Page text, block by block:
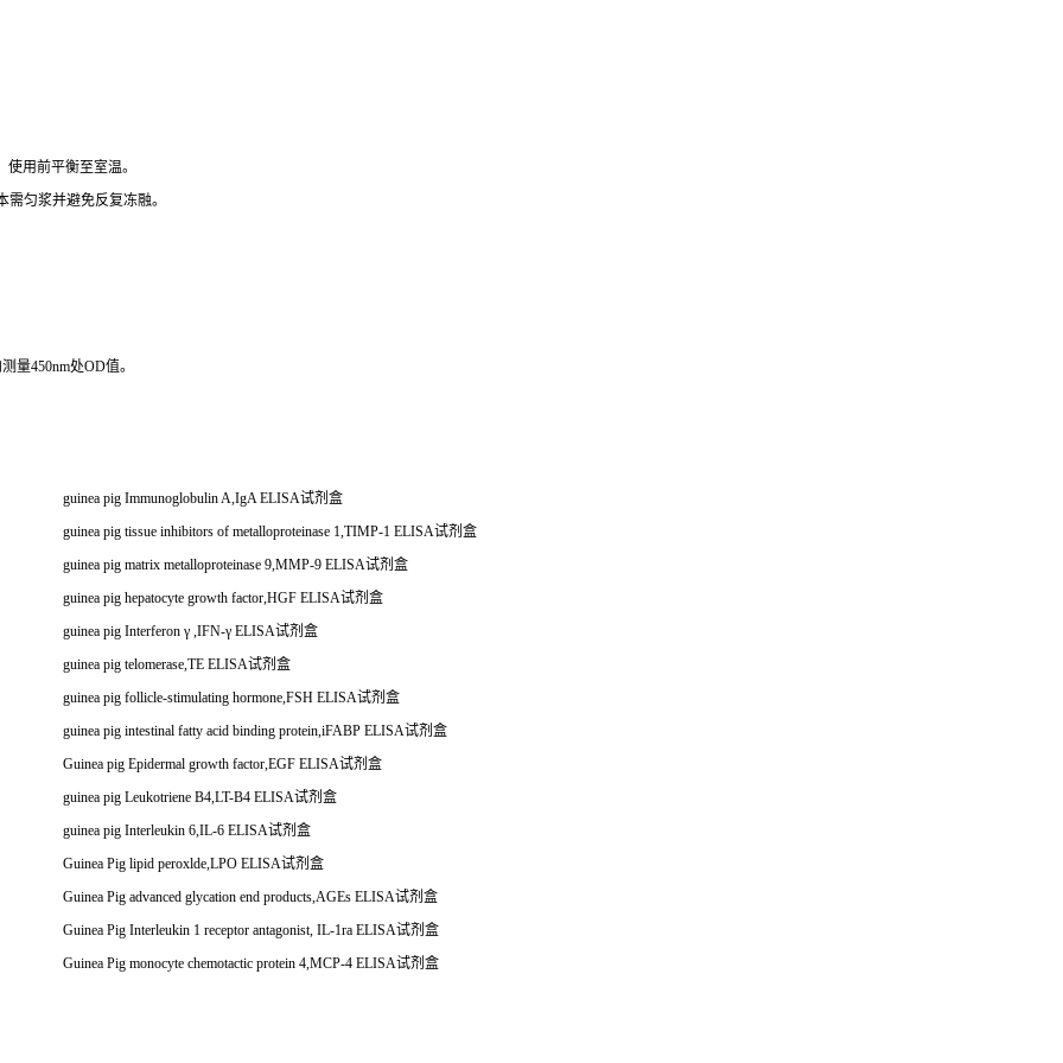
用前平衡至室温。
需匀浆并避免反复冻融。
量450nm处OD值。
guinea pig Immunoglobulin A,IgA ELISA试剂盒
guinea pig tissue inhibitors of metalloproteinase 1,TIMP-1 ELISA试剂盒
guinea pig matrix metalloproteinase 9,MMP-9 ELISA试剂盒
guinea pig hepatocyte growth factor,HGF ELISA试剂盒
guinea pig Interferon γ ,IFN-γ ELISA试剂盒
guinea pig telomerase,TE ELISA试剂盒
guinea pig follicle-stimulating hormone,FSH ELISA试剂盒
guinea pig intestinal fatty acid binding protein,iFABP ELISA试剂盒
Guinea pig Epidermal growth factor,EGF ELISA试剂盒
guinea pig Leukotriene B4,LT-B4 ELISA试剂盒
guinea pig Interleukin 6,IL-6 ELISA试剂盒
Guinea Pig lipid peroxlde,LPO ELISA试剂盒
Guinea Pig advanced glycation end products,AGEs ELISA试剂盒
Guinea Pig Interleukin 1 receptor antagonist, IL-1ra ELISA试剂盒
Guinea Pig monocyte chemotactic protein 4,MCP-4 ELISA试剂盒